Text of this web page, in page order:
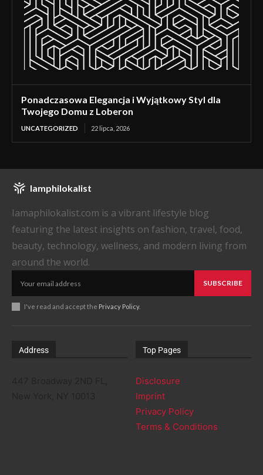
Ponadczasowa Elegancja i Wyjątkowy Styl dla
Twojego Domu z Loberon
UNCATEGORIZED 22 lipca, 2026
Iamphilokalist
Iamaphilokalist.com is a vibrant lifestyle blog
featuring the latest insights on fashion, travel, food,
beauty, technology, wellness, and modern living from
around the world.
SUBSCRIBE
I've read and accept the Privacy Policy.
Address Top Pages
Disclosure
Imprint
Privacy Policy
Terms & Conditions